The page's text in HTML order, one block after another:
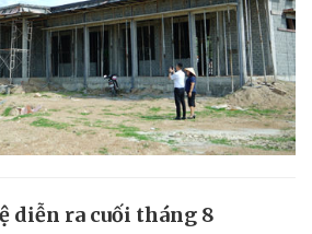
diễn ra cuối tháng 8